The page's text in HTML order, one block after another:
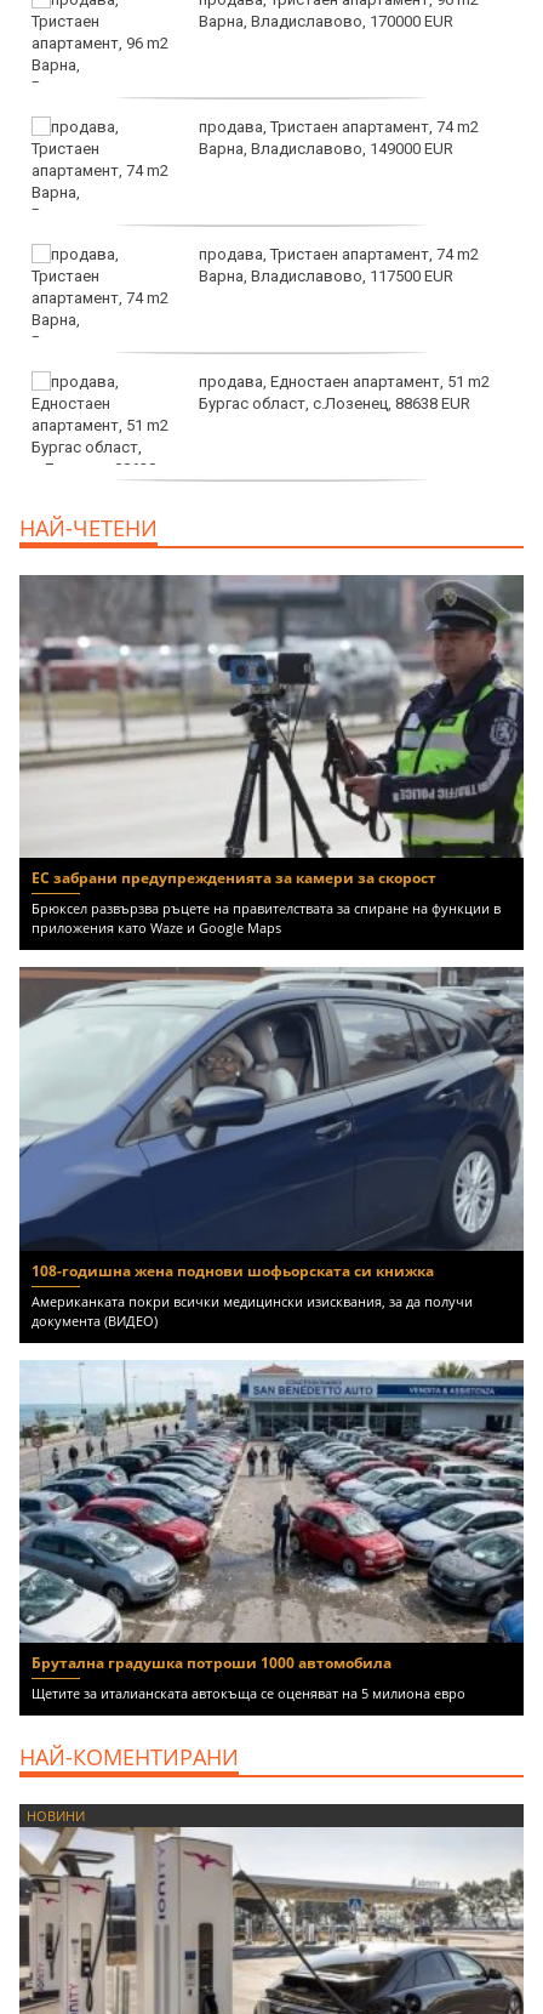
Варна, Владиславово, 170000 EUR
продава, Тристаен апартамент, 74 m2
Варна, Владиславово, 149000 EUR
продава, Тристаен апартамент, 74 m2
Варна, Владиславово, 117500 EUR
продава, Едностаен апартамент, 51 m2
Бургас област, с.Лозенец, 88638 EUR
EUR
НАЙ-ЧЕТЕНИ
ЕС забрани предупрежденията за камери за скорост
Брюксел развързва ръцете на правителствата за спиране на функции в
приложения като Waze и Google Maps
108-годишна жена поднови шофьорската си книжка
Американката покри всички медицински изисквания, за да получи
документа (ВИДЕО)
Брутална градушка потроши 1000 автомобила
Щетите за италианската автокъща се оценяват на 5 милиона евро
НАЙ-КОМЕНТИРАНИ
НОВИНИ